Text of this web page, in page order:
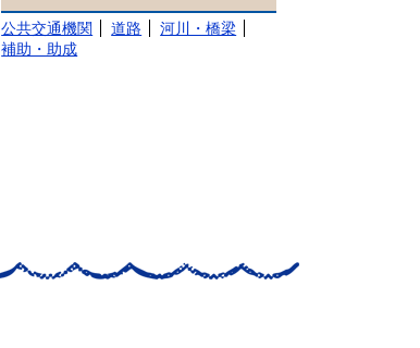
公共交通機関 道路
河川・橋梁
補助・助成